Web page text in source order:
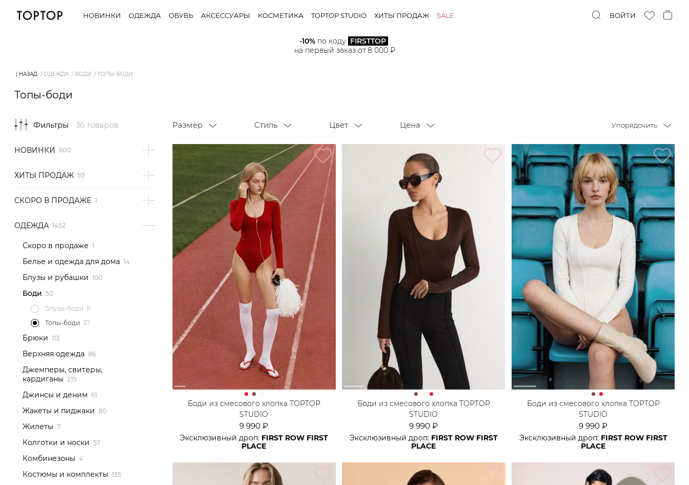
НОВИНКИ ОДЕЖДА ОБУВЬ АКСЕССУАРЫ КОСМЕТИКА TOPTOP STUDIO ХИТЫ ПРОДАЖ SALE ВОЙТИ
-10% по коду FIRSTTOP
на первый заказ от 8 000 ₽
⟨ НАЗАД ОДЕЖДА БОДИ ТОПЫ-БОДИ
Топы-боди
Фильтры 36 товаров Размер Стиль Цвет Цена Упорядочить
Цвет
НОВИНКИ
ХИТЫ ПРОДАЖ
СКОРО В ПРОДАЖЕ
ОДЕЖДА
Скоро в продаже
Белье и одежда для дома
Блузы и рубашки
Боди
Блузы-боди
Топы-боди
Брюки
Верхняя одежда
Джемперы, свитеры,
кардиганы
Джинсы и деним
Жакеты и пиджаки
Жилеты
Колготки и носки
Комбинезоны
Костюмы и комплекты
Боди из смесового хлопка TOPTOP
STUDIO
9 990 ₽
Эксклюзивный дроп: FIRST ROW FIRST
PLACE
Боди из смесового хлопка TOPTOP
STUDIO
9 990 ₽
Эксклюзивный дроп: FIRST ROW FIRST
PLACE
Боди из смесового хлопка TOPTOP
STUDIO
9 990 ₽
Эксклюзивный дроп: FIRST ROW FIRST
PLACE